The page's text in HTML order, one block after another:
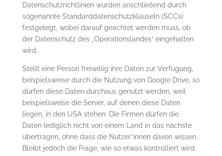
Datenschutzrichtlinien wurden anschließend durch
sogenannte Standarddatenschutzklauseln (SCCs)
festgelegt, wobei darauf geachtet werden muss, ob
der Datenschutz des „Operationslandes“ eingehalten
wird.
Stellt eine Person freiwillig ihre Daten zur Verfügung,
beispielsweise durch die Nutzung von Google Drive, so
dürfen diese Daten durchaus genutzt werden, weil
beispielsweise die Server, auf denen diese Daten
liegen, in den USA stehen. Die Firmen dürfen die
Daten lediglich nicht von einem Land in das nächste
übertragen, ohne dass die Nutzer*innen davon wissen.
Bleibt jedoch die Frage, wie so etwas kontrolliert wird.